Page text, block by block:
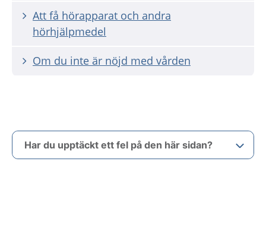
Att få hörapparat och andra
hörhjälpmedel
Om du inte är nöjd med vården
Har du upptäckt ett fel på den här sidan?